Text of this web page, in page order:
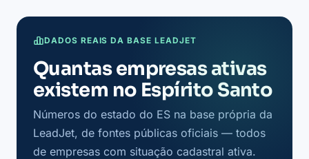
DADOS REAIS DA BASE LEADJET
Quantas empresas ativas
existem no Espírito Santo
Números do estado do ES na base própria da
LeadJet, de fontes públicas oficiais — todos
de empresas com situação cadastral ativa.